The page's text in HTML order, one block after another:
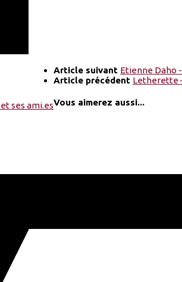
Article suivant Etienne Daho
Article précédent Letherette
Vous aimerez aussi...